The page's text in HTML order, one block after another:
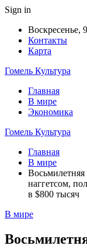
Sign in
Воскресенье,
Контакты
Карта
Гомель Культура
Главная
В мире
Экономика
Гомель Культура
Главная
В мире
наггетсом,
в $800 тысяч
В мире